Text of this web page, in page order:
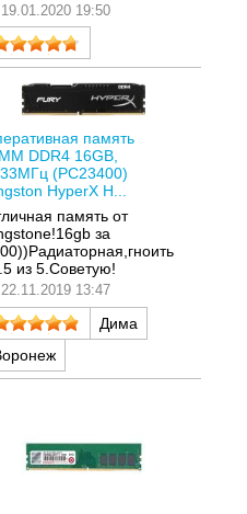
19.01.2020 19:50
память
DDR4 16GB,
(PC23400)
HyperX H...
память от
за
из 5.Советую!
22.11.2019 13:47
Дима